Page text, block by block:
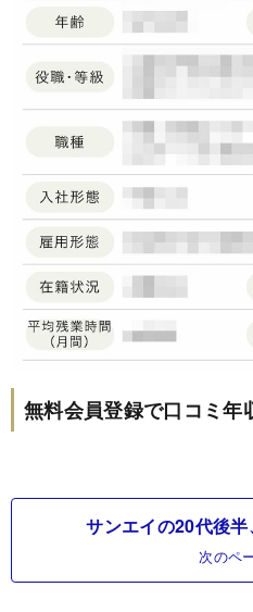
無料会員登録で口コミ年
サンエイの20代後
次のペ